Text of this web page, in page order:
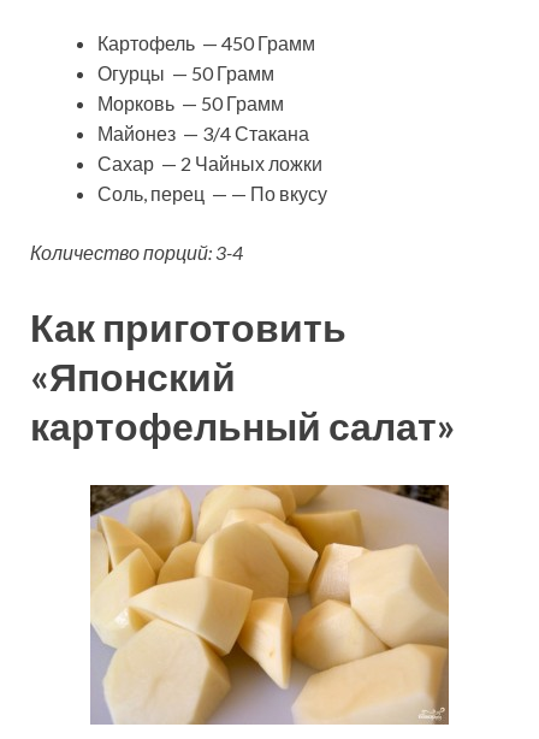
Картофель — 450 Грамм
Огурцы — 50 Грамм
Морковь — 50 Грамм
Майонез — 3/4 Стакана
Сахар — 2 Чайных ложки
Соль, перец — — По вкусу
Количество порций: 3-4
Как приготовить
«Японский
картофельный салат»